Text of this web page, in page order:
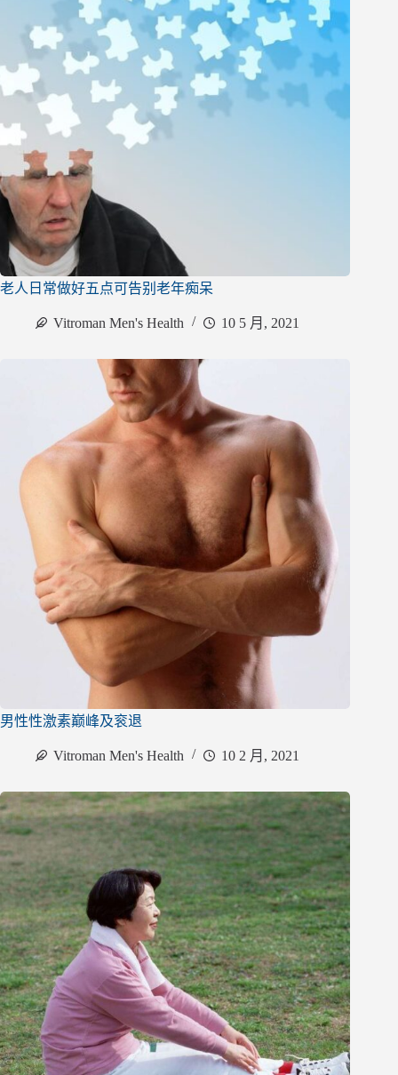
老人日常做好五点可告别老年痴呆
Vitroman Men's Health 10 5 月, 2021
男性性激素巅峰及衮退
Vitroman Men's Health 10 2 月, 2021